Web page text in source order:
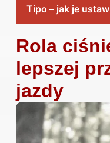
Tipo – jak je
Rola
lepszej
jazdy